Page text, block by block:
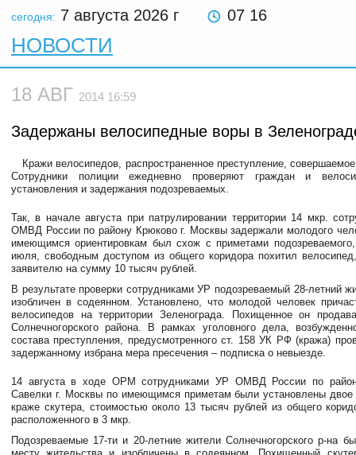
сегодня: 7 августа 2026 г 07 16
НОВОСТИ
18 АВГ 2014 16:59
Задержаны велосипедные воры в
Кражи велосипедов, распространенное преступление,
Сотрудники полиции ежедневно проверяют граждан и
установления и задержания подозреваемых.
Так, в начале августа при патрулировании территории 14 мкр.
ОМВД России по району Крюково г. Москвы задержали молодого
имеющимся ориентировкам был схож с приметами
июля, свободным доступом из общего коридора похитил
заявителю на сумму 10 тысяч рублей.
В результате проверки сотрудниками УР подозреваемый 28-летний
изобличен в содеянном. Установлено, что молодой человек
велосипедов на территории Зеленограда. Похищенное он
Солнечногорского района. В рамках уголовного дела,
состава преступления, предусмотренного ст. 158 УК РФ (кража)
задержанному избрана мера пресечения – подписка о невыезде.
14 августа в ходе ОРМ сотрудниками УР ОМВД России по
Савелки г. Москвы по имеющимся приметам были установлены двое
краже скутера, стоимостью около 13 тысяч рублей из общего
расположенного в 3 мкр.
Подозреваемые 17-ти и 20-летние жители Солнечногорского р-на